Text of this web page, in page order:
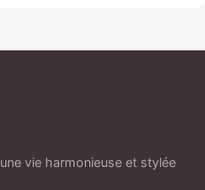
vie harmonieuse et stylée